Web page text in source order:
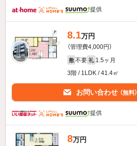
提供
8.1万円
（管理費4,000円）
敷 不要 礼 1.5ヶ月
3階 / 1LDK / 41.4㎡
お問い合わせ （無料）
提供
8万円